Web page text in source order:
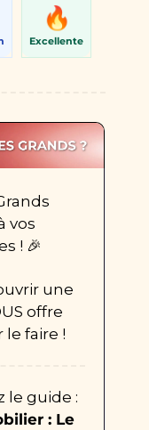
🔥
Excellente
vos
! 🎉
une
offre
faire !
: Le